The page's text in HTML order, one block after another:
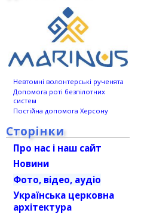
Невтомні волонтерські рученята
Допомога роті безпілотних
систем
Постійна допомога Херсону
Сторінки
Про нас і наш сайт
Новини
Фото, відео, аудіо
Українська церковна
архітектура